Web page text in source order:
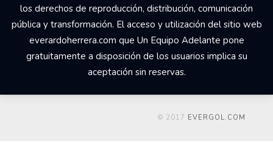
los derechos de reproducción, distribución, comunicación
pública y transformación. El acceso y utilización del sitio web
everardoherrera.com que Un Equipo Adelante pone
gratuitamente a disposición de los usuarios implica su
aceptación sin reservas.
© 2017 EVERGOL.COM